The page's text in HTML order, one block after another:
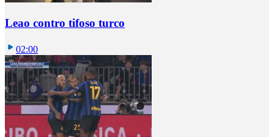
Leao contro tifoso turco
02:00